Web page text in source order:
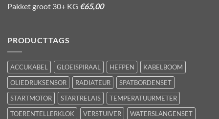
Pakket groot 30+ KG €65,00
PRODUCTTAGS
ACCUKABEL GLOEISPIRAAL HEFPEN
KABELBOOM
OLIEDRUKSENSOR
RADIATEUR
SPATBORDENSET
STARTMOTOR
STARTRELAIS
TEMPERATUURMETER
TOERENTELLERKLOK
VERSTUIVER WATERSLANGENSET